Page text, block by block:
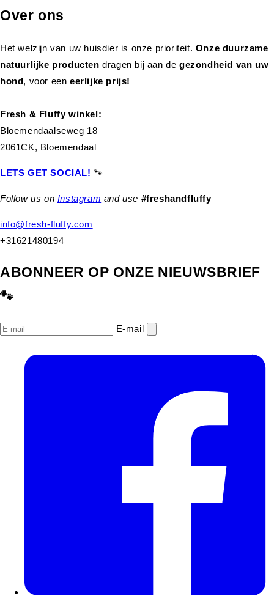
Over ons
Het welzijn van uw huisdier is onze prioriteit. Onze duurzame
natuurlijke productendragen bij aan de gezondheid van uw
hond, voor eeneerlijke prijs!
Fresh & Fluffy winkel:
Bloemendaalseweg 18
2061CK, Bloemendaal
LETS GET SOCIAL!🐾
Follow us on Instagram and use #freshandfluffy
info@fresh-fluffy.com
+31621480194
ABONNEER OP ONZE NIEUWSBRIEF
🐾
E‑mail